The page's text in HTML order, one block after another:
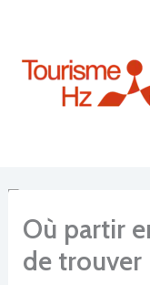
contenu
Où partir
de trouver